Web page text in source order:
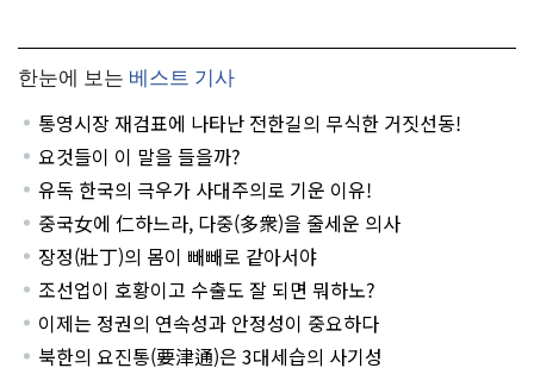
한눈에 보는 베스트 기사
통영시장 재검표에 나타난 전한길의 무식한 거짓선동!
요것들이 이 말을 들을까?
유독 한국의 극우가 사대주의로 기운 이유!
중국女에 仁하느라, 다중(多衆)을 줄세운 의사
장정(壯丁)의 몸이 빼빼로 같아서야
조선업이 호황이고 수출도 잘 되면 뭐하노?
이제는 정권의 연속성과 안정성이 중요하다
북한의 요진통(要津通)은 3대세습의 사기성